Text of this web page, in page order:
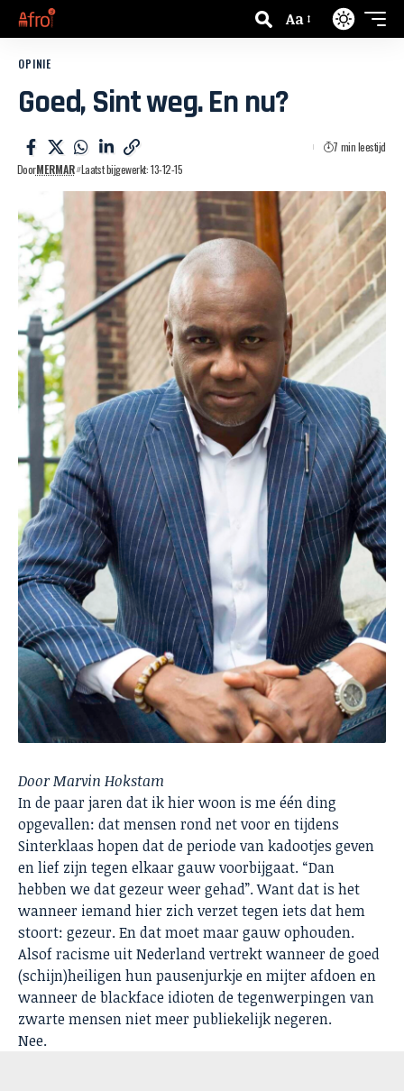
Aa
OPINIE
Goed, Sint weg. En nu?
DoorMERMAR Laatst bijgewerkt: 13-12-15
7 min leestijd
Door Marvin Hokstam
In de paar jaren dat ik hier woon is me één ding
opgevallen: dat mensen rond net voor en tijdens
Sinterklaas hopen dat de periode van kadootjes geven
en lief zijn tegen elkaar gauw voorbijgaat. “Dan
hebben we dat gezeur weer gehad”. Want dat is het
wanneer iemand hier zich verzet tegen iets dat hem
stoort: gezeur. En dat moet maar gauw ophouden.
Alsof racisme uit Nederland vertrekt wanneer de goed
(schijn)heiligen hun pausenjurkje en mijter afdoen en
wanneer de blackface idioten de tegenwerpingen van
zwarte mensen niet meer publiekelijk negeren.
Nee.